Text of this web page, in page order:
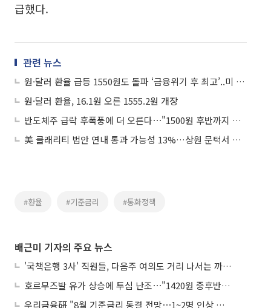
급했다.
관련 뉴스
원·달러 환율 급등 1550원도 돌파 ‘금융위기 후 최고’..미 고용호조+중동리스크 부각
원·달러 환율, 16.1원 오른 1555.2원 개장
반도체주 급락 후폭풍에 더 오른다⋯"1500원 후반까지 상승"
美 클래리티 법안 연내 통과 가능성 13%…상원 문턱서 제동
#환율 #기준금리 #통화정책
배근미 기자의 주요 뉴스
'국책은행 3사' 직원들, 다음주 여의도 거리 나서는 까닭은
호르무즈발 유가 상승에 투심 난조⋯"1420원 중후반 등락"
우리금융硏 "8월 기준금리 동결 전망⋯1~2명 인상 소수의견 낼 것"